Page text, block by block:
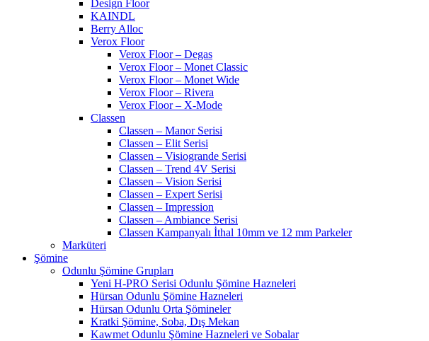
Design Floor
KAINDL
Berry Alloc
Verox Floor
Verox Floor – Degas
Verox Floor – Monet Classic
Verox Floor – Monet Wide
Verox Floor – Rivera
Verox Floor – X-Mode
Classen
Classen – Manor Serisi
Classen – Elit Serisi
Classen – Visiogrande Serisi
Classen – Trend 4V Serisi
Classen – Vision Serisi
Classen – Expert Serisi
Classen – Impression
Classen – Ambiance Serisi
Classen Kampanyalı İthal 10mm ve 12 mm Parkeler
Marküteri
Şömine
Odunlu Şömine Grupları
Yeni H-PRO Serisi Odunlu Şömine Hazneleri
Hürsan Odunlu Şömine Hazneleri
Hürsan Odunlu Orta Şömineler
Kratki Şömine, Soba, Dış Mekan
Kawmet Odunlu Şömine Hazneleri ve Sobalar